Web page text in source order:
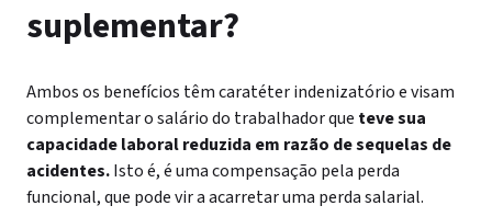
suplementar?
Ambos os benefícios têm caratéter indenizatório e visam
complementar o salário do trabalhador que teve sua
capacidade laboral reduzida em razão de sequelas de
acidentes.Isto é, é uma compensação pela perda
funcional, que pode vir a acarretar uma perda salarial.